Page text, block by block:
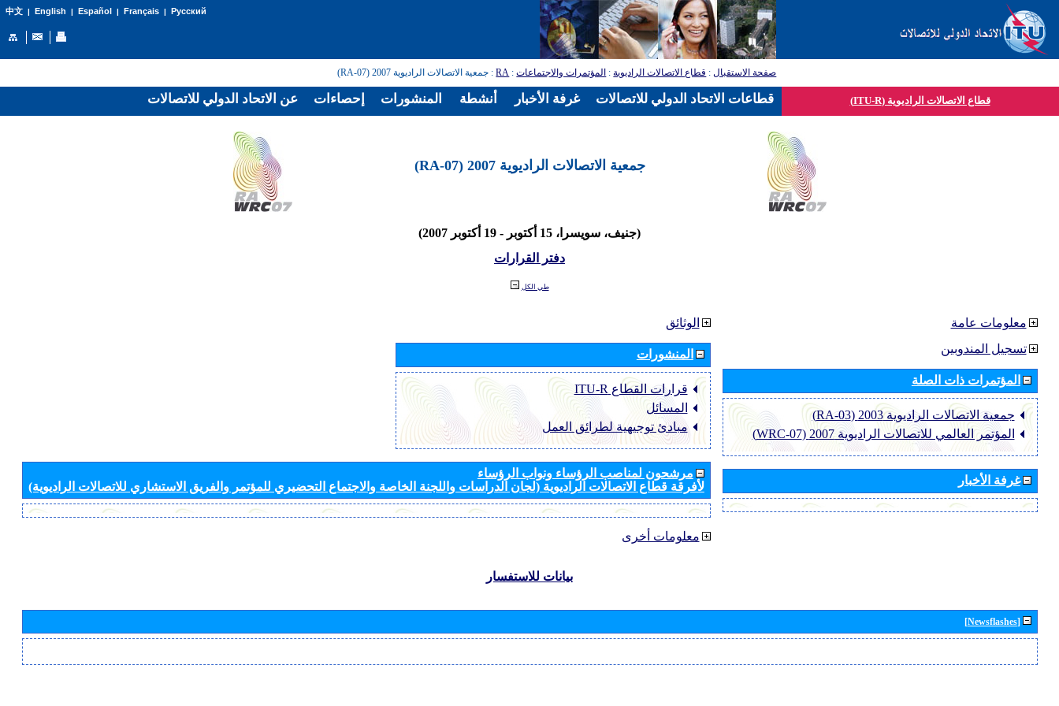
中文| English | Español | Français| Русский
صفحة الاستقبال: قطاع الاتصالات الراديوية: المؤتمرات والاجتماعات:
RA: جمعية الاتصالات الراديوية 2007 (RA-07)
قطاع الاتصالات الراديوية (ITU-R)
جمعية الاتصالات الراديوية 2007 (RA-07)
(جنيف، سويسرا، 15 أكتوبر - 19 أكتوبر 2007)
دفتر القرارات
طي الكل
الوثائق
المنشورات
قرارات القطاع ‏ITU-R
المسائل
مبادئ توجيهية لطرائق العمل
مرشحون لمناصب الرؤساء ونواب الرؤساء
لأفرقة قطاع الاتصالات الراديوية (لجان الدراسات واللجنة الخاصة والاجتماع التحضيري للمؤتمر والفريق الاستشاري للاتصالات الراديوية)
معلومات أخرى
معلومات عامة
تسجيل المندوبين
المؤتمرات ذات الصلة
جمعية الاتصالات الراديوية 2003 (RA-03)
المؤتمر العالمي للاتصالات الراديوية 2007 (WRC-07)
غرفة الأخبار
بيانات للاستفسار
[Newsflashes]
عن الاتحاد الدولي للاتصالات إحصاءات المنشورات أنشطة غرفة الأخبار قطاعات الاتحاد الدولي للاتصالات